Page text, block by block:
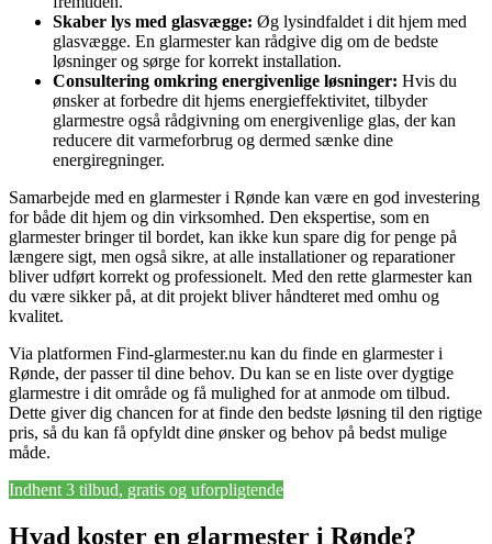
Skaber lys med glasvægge: Øg lysindfaldet i dit hjem med
glasvægge. En glarmester kan rådgive dig om de bedste
løsninger og sørge for korrekt installation.
Consultering omkring energivenlige løsninger: Hvis du
ønsker at forbedre dit hjems energieffektivitet, tilbyder
glarmestre også rådgivning om energivenlige glas, der kan
reducere dit varmeforbrug og dermed sænke dine
energiregninger.
Samarbejde med en glarmester i Rønde kan være en god investering
for både dit hjem og din virksomhed. Den ekspertise, som en
glarmester bringer til bordet, kan ikke kun spare dig for penge på
længere sigt, men også sikre, at alle installationer og reparationer
bliver udført korrekt og professionelt. Med den rette glarmester kan
du være sikker på, at dit projekt bliver håndteret med omhu og
kvalitet.
Via platformen Find-glarmester.nu kan du finde en glarmester i
Rønde, der passer til dine behov. Du kan se en liste over dygtige
glarmestre i dit område og få mulighed for at anmode om tilbud.
Dette giver dig chancen for at finde den bedste løsning til den rigtige
pris, så du kan få opfyldt dine ønsker og behov på bedst mulige
måde.
Indhent 3 tilbud, gratis og uforpligtende
Hvad koster en glarmester i Rønde?